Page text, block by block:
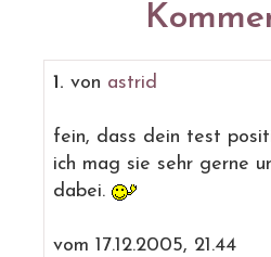
1. von astrid
fein, dass dein test
ich mag sie sehr gerne
dabei.
vom 17.12.2005, 21.44